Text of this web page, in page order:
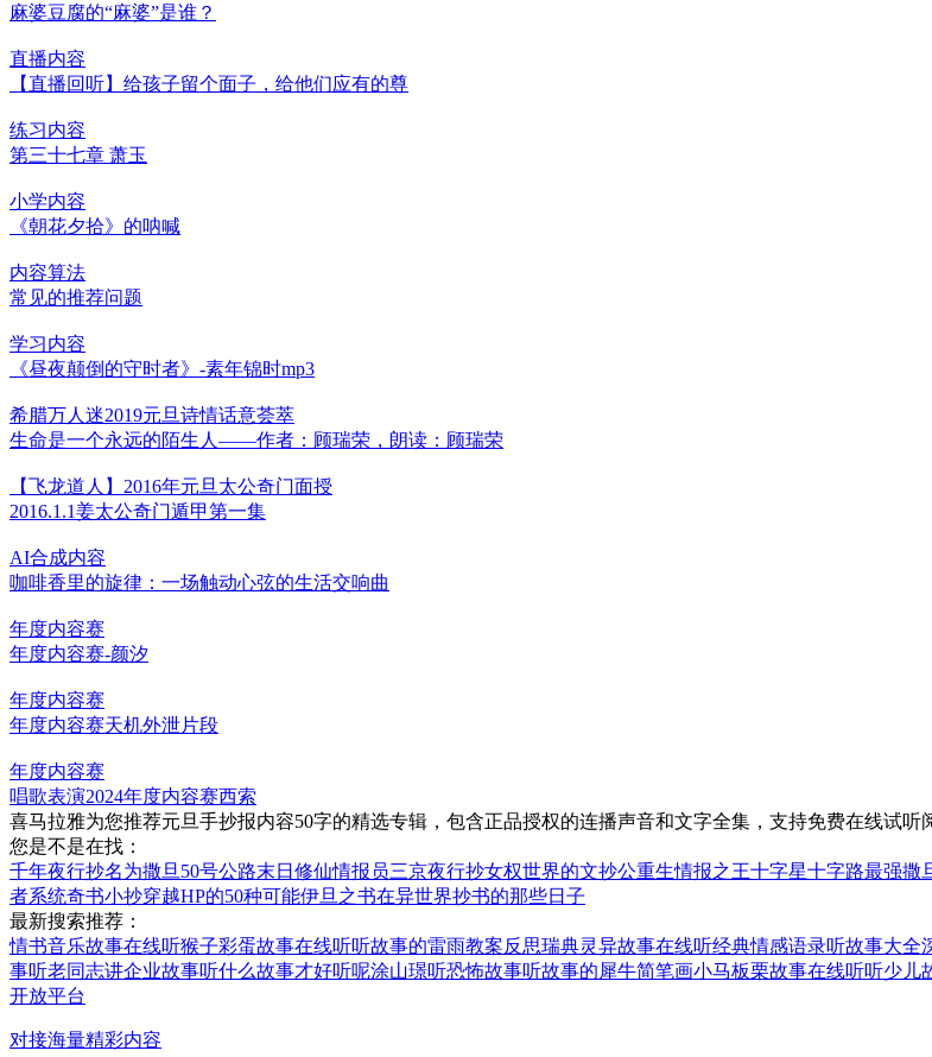
麻婆豆腐的“麻婆”是谁？
直播内容
【直播回听】给孩子留个面子，给他们应有的尊
练习内容
第三十七章 萧玉
小学内容
《朝花夕拾》的呐喊
内容算法
常见的推荐问题
学习内容
《昼夜颠倒的守时者》-素年锦时mp3
希腊万人迷2019元旦诗情话意荟萃
生命是一个永远的陌生人——作者：顾瑞荣，朗读：顾瑞荣
【飞龙道人】2016年元旦太公奇门面授
2016.1.1姜太公奇门遁甲第一集
AI合成内容
咖啡香里的旋律：一场触动心弦的生活交响曲
年度内容赛
年度内容赛-颜汐
年度内容赛
年度内容赛天机外泄片段
年度内容赛
唱歌表演2024年度内容赛西索
喜马拉雅为您推荐元旦手抄报内容50字的精选专辑，包含正品授权的连播声音和文字全集，支持免费在线试听
您是不是在找：
千年夜行抄名为撒旦 50号公路末日修仙情报员三京夜行抄女权世界的文抄公重生情报之王十字星十字路最强撒
者系统奇书小抄穿越HP的50种可能伊旦之书在异世界抄书的那些日子
最新搜索推荐：
情书音乐故事在线听猴子彩蛋故事在线听听故事的雷雨教案反思瑞典灵异故事在线听经典情感语录听故事大全
事听老同志讲企业故事听什么故事才好听呢涂山璟听恐怖故事听故事的犀牛简笔画小马板栗故事在线听听少儿
开放平台
对接海量精彩内容